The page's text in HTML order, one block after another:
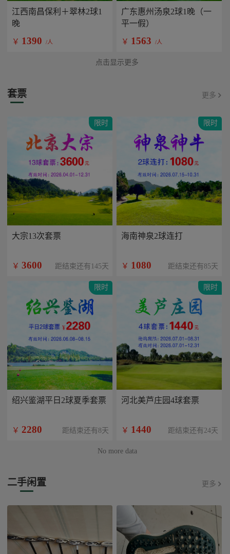
江西南昌保利＋翠林2球1
晚
￥ 1390 /人
广东惠州汤泉2球1晚（一
平一假）
￥ 1563 /人
点击显示更多
套票 更多
限时
大宗13次套票
￥ 3600 距结束还有145天
限时
海南神泉2球连打
￥ 1080 距结束还有85天
限时
绍兴鉴湖平日2球夏季套票
￥ 2280 距结束还有8天
限时
河北美芦庄园4球套票
￥ 1440 距结束还有24天
No more data
二手闲置 更多